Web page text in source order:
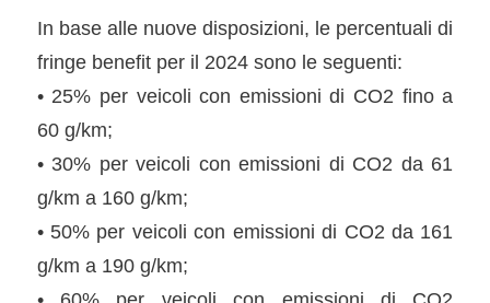
In base alle nuove disposizioni, le percentuali di
fringe benefit per il 2024 sono le seguenti:
• 25% per veicoli con emissioni di CO2 fino a
60 g/km;
• 30% per veicoli con emissioni di CO2 da 61
g/km a 160 g/km;
• 50% per veicoli con emissioni di CO2 da 161
g/km a 190 g/km;